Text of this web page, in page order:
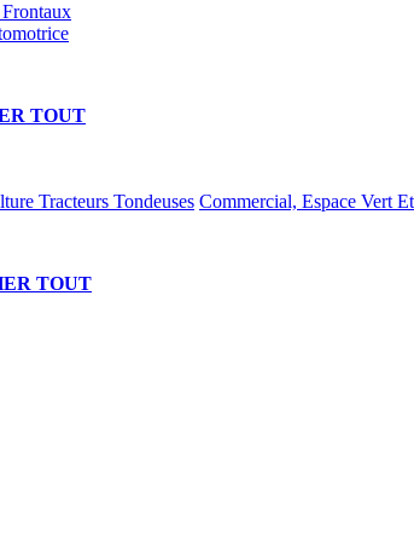
TOUT
Tracteurs Tondeuses Commercial, Espace Vert
TOUT